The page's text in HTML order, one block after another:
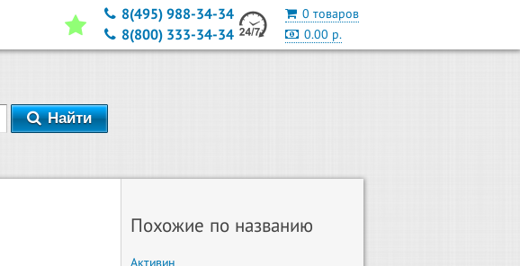
0 товаров
0.00 р.
8(495) 988-34-34
8(800) 333-34-34
Найти
Похожие по названию
Активин